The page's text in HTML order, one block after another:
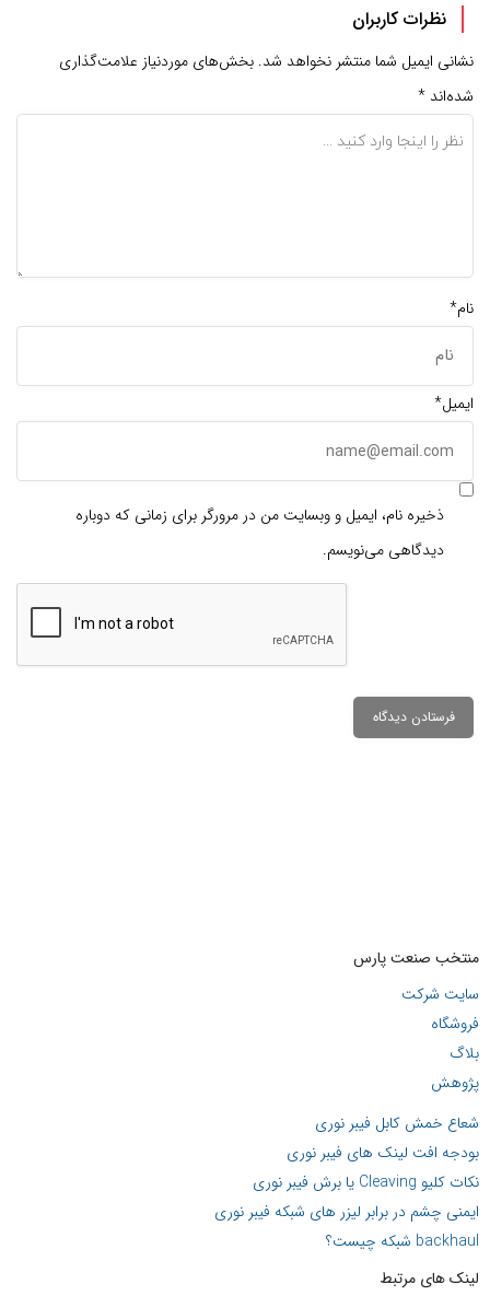
نظرات کاربران
نشانی ایمیل شما منتشر نخواهد شد. بخش‌های موردنیاز علامت‌گذاری
شده‌اند *
نام*
ایمیل*
ذخیره نام، ایمیل و وبسایت من در مرورگر برای زمانی که دوباره
دیدگاهی می‌نویسم.
منتخب صنعت پارس
سایت شرکت
فروشگاه
بلاگ
پژوهش
شعاع خمش کابل فیبر نوری
بودجه افت لینک های فیبر نوری
نکات کلیو Cleaving یا برش فیبر نوری
ایمنی چشم در برابر لیزر های شبکه فیبر نوری
backhaul شبکه چیست؟
لینک های مرتبط